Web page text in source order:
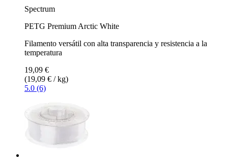
Spectrum
PETG Premium Arctic White
Filamento versátil con alta transparencia y resistencia a la
temperatura
19,09 €
(19,09 € / kg)
5.0 (6)